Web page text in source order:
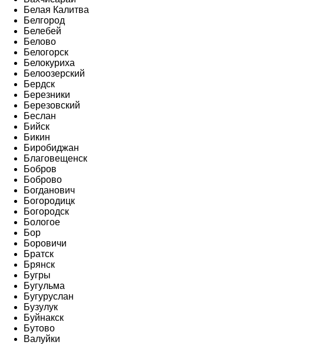
Белая Калитва
Белгород
Белебей
Белово
Белогорск
Белокуриха
Белоозерский
Бердск
Березники
Березовский
Беслан
Бийск
Бикин
Биробиджан
Благовещенск
Бобров
Боброво
Богданович
Богородицк
Богородск
Бологое
Бор
Боровичи
Братск
Брянск
Бугры
Бугульма
Бугуруслан
Бузулук
Буйнакск
Бутово
Валуйки